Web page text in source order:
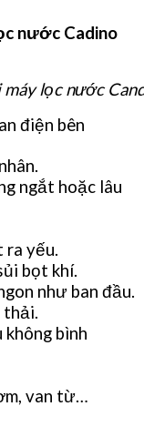
nước Cadino
lọc nước
điện bên
ngắt hoặc lâu
ra yếu.
bọt khí.
như ban đầu.
thải.
không bình
van từ…